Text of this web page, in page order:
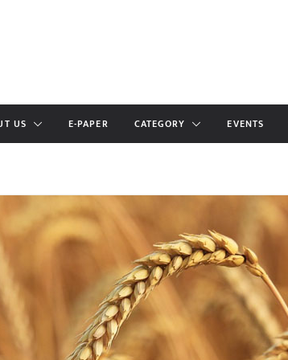
US E-PAPER CATEGORY EVENTS